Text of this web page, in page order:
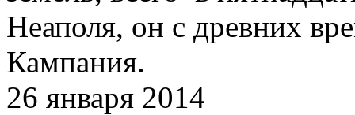
Неаполя, он с древних
Кампания.
26 января 2014